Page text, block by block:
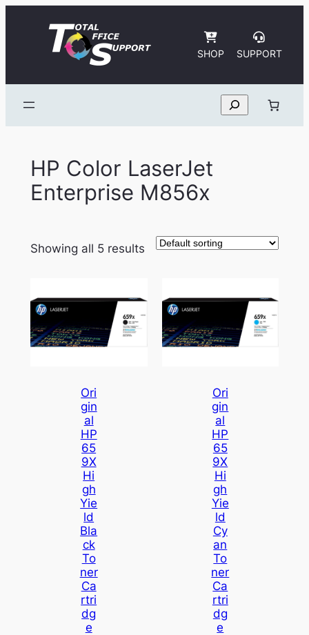
SHOP SUPPORT
Search
HP Color LaserJet
Enterprise M856x
Showing all 5 results
Ori
Gin
Al
HP
65
9X
Hi
Gh
Yie
Ld
Bla
Ck
To
Ner
Ca
Rtri
Dg
E
Ori
Gin
Al
HP
65
9X
Hi
Gh
Yie
Ld
Cy
An
To
Ner
Ca
Rtri
Dg
E